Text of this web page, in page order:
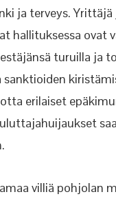
ja terveys. Yrittäjä
hallituksessa ovat
turuilla ja
sanktioiden
erilaiset
villiä pohjolan